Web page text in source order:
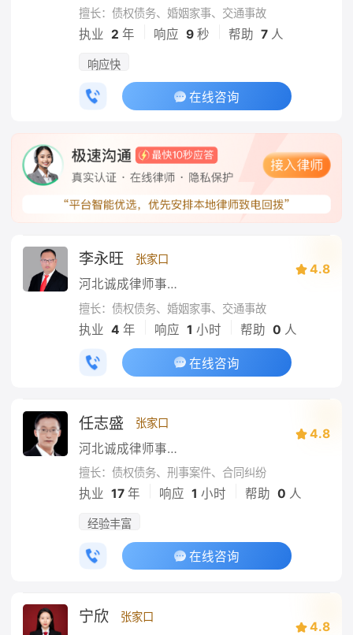
擅长：债权债务、婚姻家事、交通事故
执业 2 年 响应 9秒 帮助 7人
响应快
在线咨询
李永旺 张家口
河北诚成律师事务所
4.8
擅长：债权债务、婚姻家事、交通事故
执业 4 年 响应 1 小时 帮助 0 人
在线咨询
任志盛 张家口
河北诚成律师事务所
4.8
擅长：债权债务、刑事案件、合同纠纷
执业 17 年 响应 1 小时 帮助 0 人
经验丰富
在线咨询
宁欣 张家口
4.8